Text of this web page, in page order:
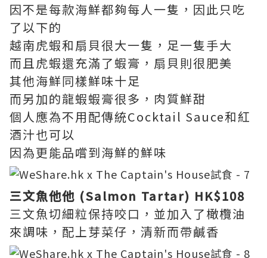
因不是每款海鮮都夠每人一隻，因此只吃
了以下的
越南虎蝦和扇貝很大一隻，足一隻手大
而且虎蝦還充滿了蝦膏，扇貝則很肥美
其他海鮮同樣鮮味十足
而另加的龍蝦蝦膏很多，肉質鮮甜
個人應為不用配傳統Cocktail Sauce和紅
酒汁也可以
因為更能品嚐到海鮮的鮮味
三文魚他他 (Salmon Tartar) HK$108
三文魚切細粒保持咬口，並加入了橄欖油
來調味，配上芽菜仔，清新而帶鹹香